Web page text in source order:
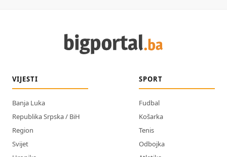
VIJESTI
Banja Luka
Republika Srpska / BiH
Region
Svijet
SPORT
Fudbal
Košarka
Tenis
Odbojka